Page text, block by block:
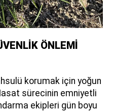
ÖNLEMİ
korumak için yoğun
sürecinin emniyetli
ekipleri gün boyu